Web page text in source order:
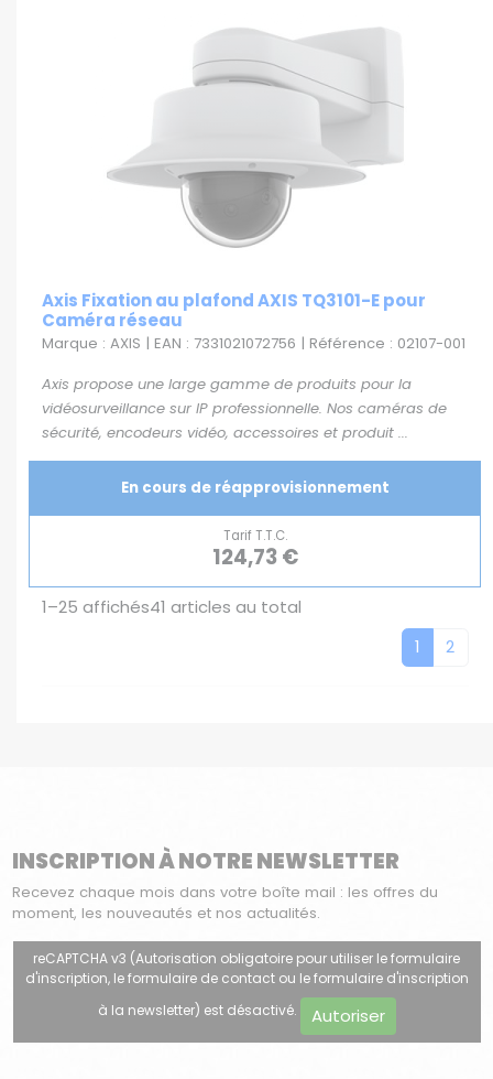
Axis Fixation au plafond AXIS TQ3101-E pour
Caméra réseau
Marque : AXIS | EAN : 7331021072756 | Référence : 02107-001
Axis propose une large gamme de produits pour la
vidéosurveillance sur IP professionnelle. Nos caméras de
sécurité, encodeurs vidéo, accessoires et produit ...
En cours de réapprovisionnement
Tarif T.T.C.
124,73 €
1–25 affichés41 articles au total
1
2
INSCRIPTION À NOTRE NEWSLETTER
Recevez chaque mois dans votre boîte mail : les offres du
moment, les nouveautés et nos actualités.
reCAPTCHA v3 (Autorisation obligatoire pour utiliser le formulaire
d'inscription, le formulaire de contact ou le formulaire d'inscription
à la newsletter) est désactivé.
Autoriser